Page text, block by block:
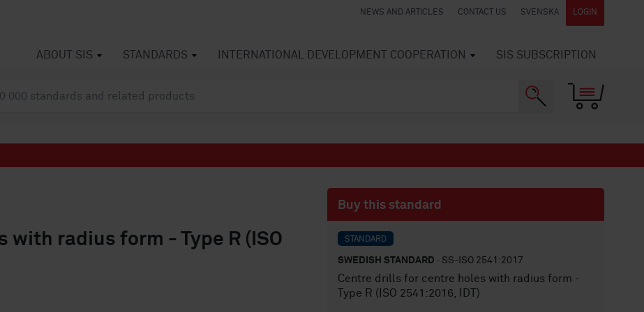
NEWS AND ARTICLES CONTACT US SVENSKA LOGIN
ABOUT SIS STANDARDS INTERNATIONAL DEVELOPMENT COOPERATION SIS SUBSCRIPTION
radius form - Type R (ISO
Buy this standard
STANDARD
SWEDISH STANDARD · SS-ISO 2541:2017
Centre drills for centre holes with radius form -
Type R (ISO 2541:2016, IDT)